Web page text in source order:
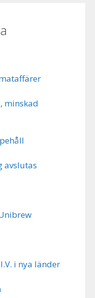
minskad
avslutas
i nya länder